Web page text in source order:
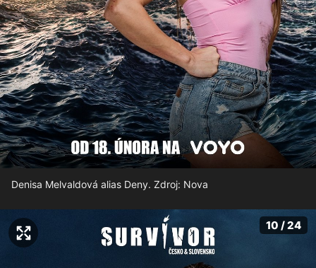
Denisa Melvaldová alias Deny. Zdroj: Nova
10 / 24